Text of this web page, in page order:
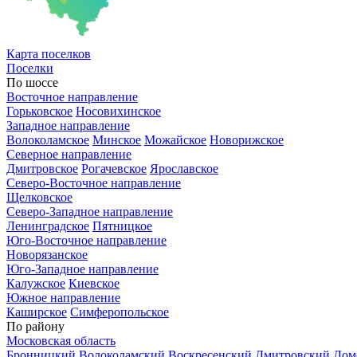
Карта поселков
Поселки
По шоссе
Восточное направление
Горьковское Носовихинское
Западное направление
Волоколамское Минское Можайское Новорижское
Северное направление
Дмитровское Рогачевское Ярославское
Северо-Восточное направление
Щелковское
Северо-Западное направление
Ленинградское Пятницкое
Юго-Восточное направление
Новорязанское
Юго-Западное направление
Калужское Киевское
Южное направление
Каширское Симферопольское
По району
Московская область